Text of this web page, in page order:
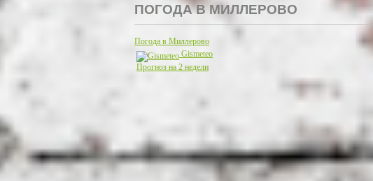
ПОГОДА В МИЛЛЕРОВО
Погода в Миллерово
Gismeteo
Прогноз на 2 недели